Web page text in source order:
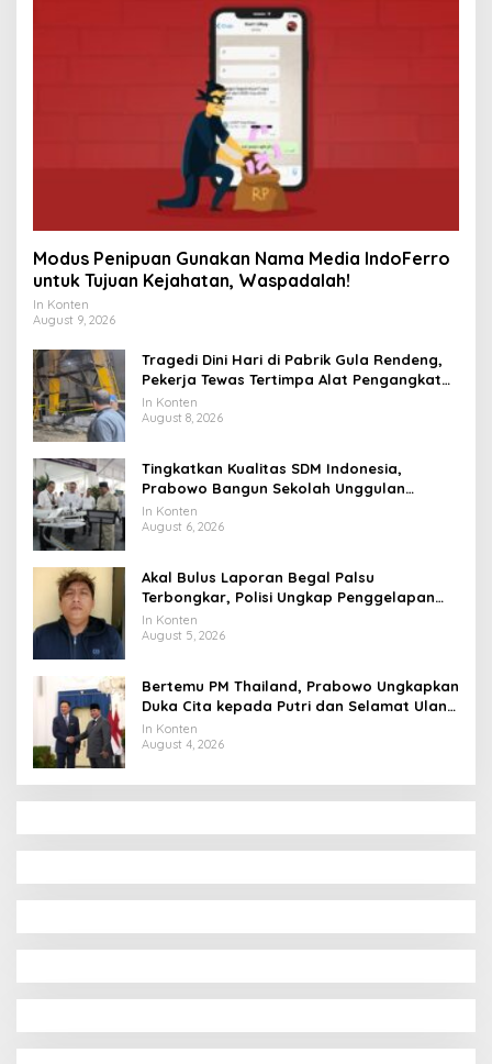
Modus Penipuan Gunakan Nama Media IndoFerro
untuk Tujuan Kejahatan, Waspadalah!
In Konten
August 9, 2026
Tragedi Dini Hari di Pabrik Gula Rendeng,
Pekerja Tewas Tertimpa Alat Pengangkat
Tebu
In Konten
August 8, 2026
Tingkatkan Kualitas SDM Indonesia,
Prabowo Bangun Sekolah Unggulan
hingga Undang Universitas Terbaik Dunia
In Konten
August 6, 2026
Akal Bulus Laporan Begal Palsu
Terbongkar, Polisi Ungkap Penggelapan
Uang Perusahaan untuk Crypto
In Konten
August 5, 2026
Bertemu PM Thailand, Prabowo Ungkapkan
Duka Cita kepada Putri dan Selamat Ulang
Tahun ke Raja Thailand
In Konten
August 4, 2026